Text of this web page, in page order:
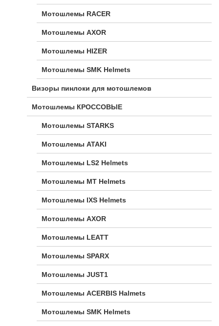
Мотошлемы RACER
Мотошлемы AXOR
Мотошлемы HIZER
Мотошлемы SMK Helmets
Визоры пинлоки для мотошлемов
Мотошлемы КРОССОВЫЕ
Мотошлемы STARKS
Мотошлемы ATAKI
Мотошлемы LS2 Helmets
Мотошлемы MT Helmets
Мотошлемы IXS Helmets
Мотошлемы AXOR
Мотошлемы LEATT
Мотошлемы SPARX
Мотошлемы JUST1
Мотошлемы ACERBIS Halmets
Мотошлемы SMK Helmets